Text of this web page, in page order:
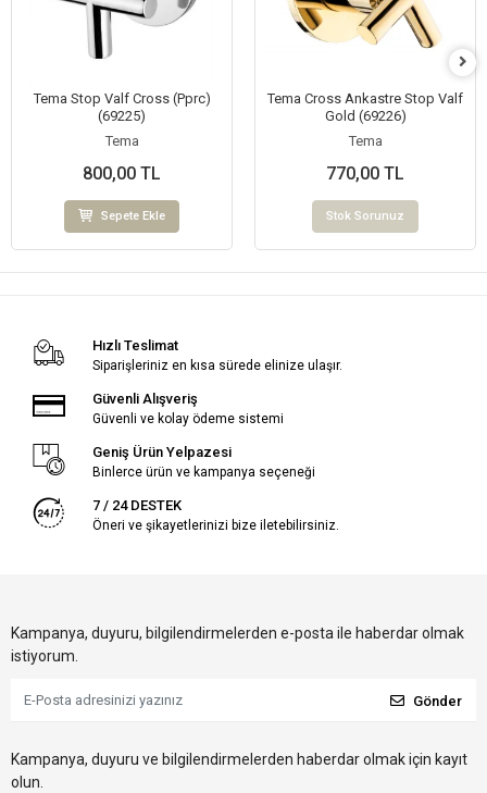
Tema Stop Valf Cross (Pprc)
(69225)
Tema
800,00 TL
Sepete Ekle
Tema Cross Ankastre Stop Valf
Gold (69226)
Tema
770,00 TL
Stok Sorunuz
Hızlı Teslimat
Siparişleriniz en kısa sürede elinize ulaşır.
Güvenli Alışveriş
Güvenli ve kolay ödeme sistemi
Geniş Ürün Yelpazesi
Binlerce ürün ve kampanya seçeneği
7 / 24 DESTEK
Öneri ve şikayetlerinizi bize iletebilirsiniz.
Kampanya, duyuru, bilgilendirmelerden e-posta ile haberdar olmak
istiyorum.
Gönder
Kampanya, duyuru ve bilgilendirmelerden haberdar olmak için kayıt
olun.